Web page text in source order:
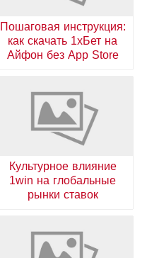
Пошаговая инструкция:
как скачать 1хБет на
Айфон без App Store
Культурное влияние
1win на глобальные
рынки ставок